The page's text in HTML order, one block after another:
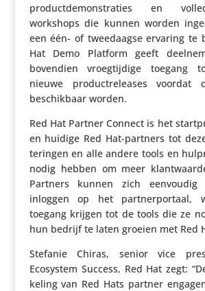
product­de­mon­stra­ties en
workshops die kunnen worden
een één- of twee­daagse ervaring te
Hat Demo Platform geeft
bovendien vroeg­tij­dige toegang
nieuwe product­re­leases voordat
beschik­baar worden.
Red Hat Partner Connect is het
en huidige Red Hat-partners tot
te­ringen en alle andere tools en
nodig hebben om meer
Partners kunnen zich eenvoudig
inloggen op het part­ner­por­taal,
toegang krijgen tot de tools die ze
hun bedrijf te laten groeien met Red
Stefanie Chiras, senior vice
Ecosystem Success, Red Hat zegt:
ke­ling van Red Hats partner